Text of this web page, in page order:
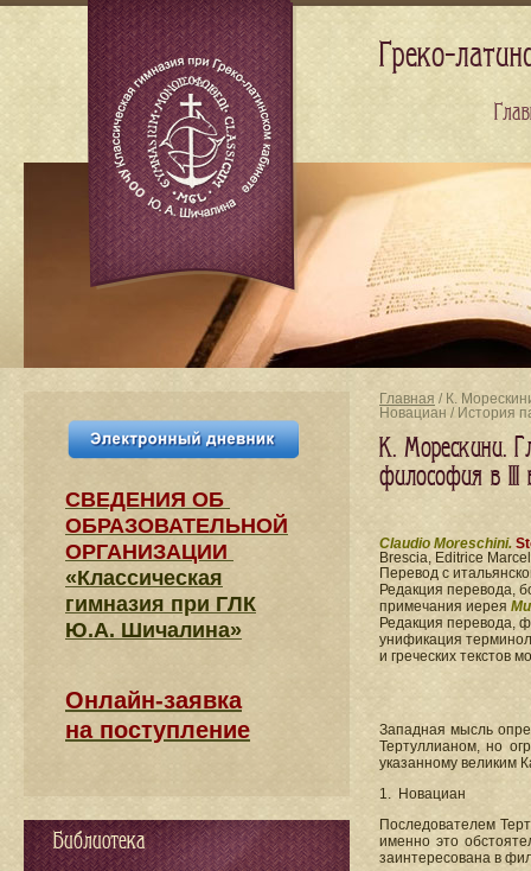
Главная / К.
Новациан / История
К. Морескини.
философия в III
Claudio Moreschini.
Brescia, Editrice
Перевод с
Редакция перевода,
примечания иерея
Редакция перевода,
унификация
и греческих текстов
Западная мысль
Тертуллианом, но
указанному великим
1. Новациан
Последователем
именно это
заинтересована в
СВЕДЕНИЯ​ ОБ
ОБРАЗОВАТЕЛЬНОЙ
ОРГАНИЗАЦИИ
«Классическая
гимназия при ГЛК
Ю.А. Шичалина»
Онлайн-заявка
на поступление
Библиотека
Греко-